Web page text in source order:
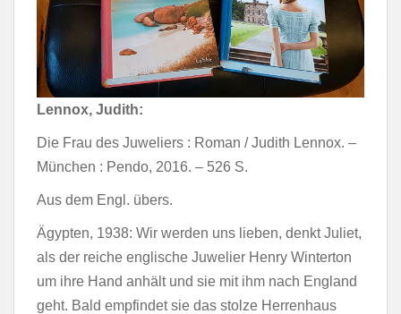
Lennox, Judith:
Die Frau des Juweliers : Roman / Judith Lennox. –
München : Pendo, 2016. – 526 S.
Aus dem Engl. übers.
Ägypten, 1938: Wir werden uns lieben, denkt Juliet,
als der reiche englische Juwelier Henry Winterton
um ihre Hand anhält und sie mit ihm nach England
geht. Bald empfindet sie das stolze Herrenhaus